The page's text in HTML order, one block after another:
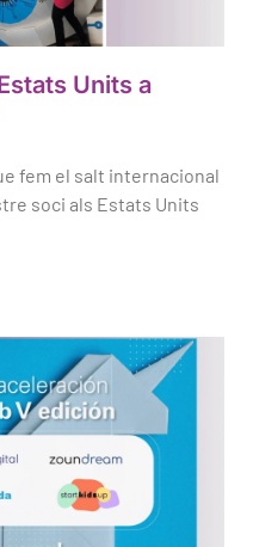
Units a
fem el salt internacional
soci als Estats Units